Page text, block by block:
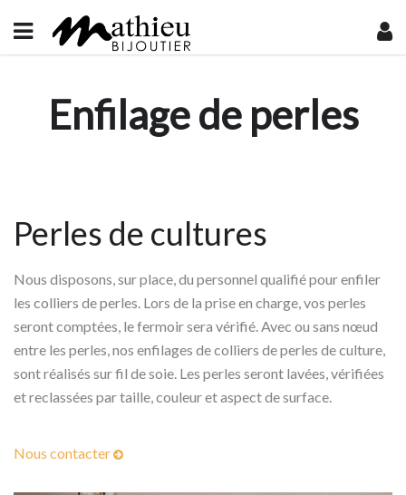
Enfilage de perles
Perles de cultures
Nous disposons, sur place, du personnel qualifié pour enfiler
les colliers de perles. Lors de la prise en charge, vos perles
seront comptées, le fermoir sera vérifié. Avec ou sans nœud
entre les perles, nos enfilages de colliers de perles de culture,
sont réalisés sur fil de soie. Les perles seront lavées, vérifiées
et reclassées par taille, couleur et aspect de surface.
Nous contacter